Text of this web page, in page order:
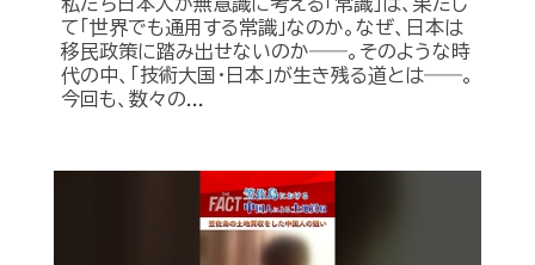
て「世界でも通用する常識」なのか。なぜ、日本は
移民政策に踏み出せないのか――。そのような時
代の中、「技術大国・日本」が生き残る道とは――。
今回も、数々の...